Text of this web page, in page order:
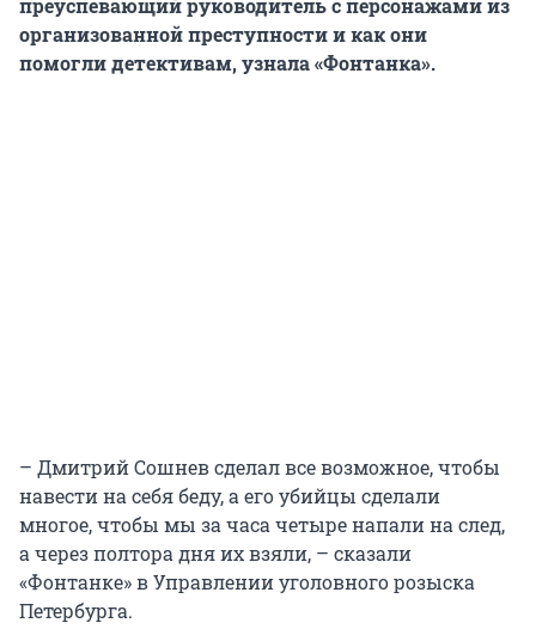
организованной преступности и как они
помогли детективам, узнала «Фонтанка».
– Дмитрий Сошнев сделал все возможное, чтобы
навести на себя беду, а его убийцы сделали
многое, чтобы мы за часа четыре напали на след,
а через полтора дня их взяли, – сказали
«Фонтанке» в Управлении уголовного розыска
Петербурга.